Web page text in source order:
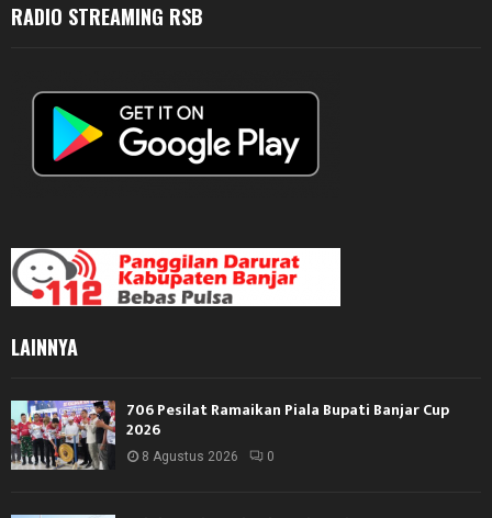
RADIO STREAMING RSB
LAINNYA
706 Pesilat Ramaikan Piala Bupati Banjar Cup
2026
8 Agustus 2026 0